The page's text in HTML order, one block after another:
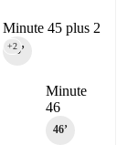
Minute 45 plus 2
45‎’‎
+2
Minute
46
46‎’‎